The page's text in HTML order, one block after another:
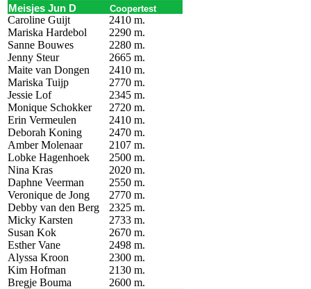
Meisjes Jun D Coopertest
Caroline Guijt
2410 m.
Mariska Hardebol
2290 m.
Sanne Bouwes
2280 m.
Jenny Steur
2665 m.
Maite van Dongen
2410 m.
Mariska Tuijp
2770 m.
Jessie Lof
2345 m.
Monique Schokker
2720 m.
Erin Vermeulen
2410 m.
Deborah Koning
2470 m.
Amber Molenaar
2107 m.
Lobke Hagenhoek
2500 m.
Nina Kras
2020 m.
Daphne Veerman
2550 m.
Veronique de Jong
2770 m.
Debby van den Berg
2325 m.
Micky Karsten
2733 m.
Susan Kok
2670 m.
Esther Vane
2498 m.
Alyssa Kroon
2300 m.
Kim Hofman
2130 m.
Bregje Bouma
2600 m.